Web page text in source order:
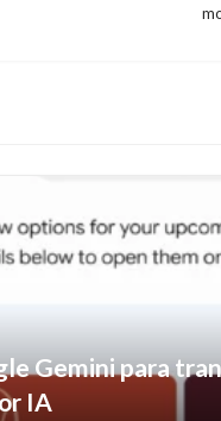
Gemini para
IA